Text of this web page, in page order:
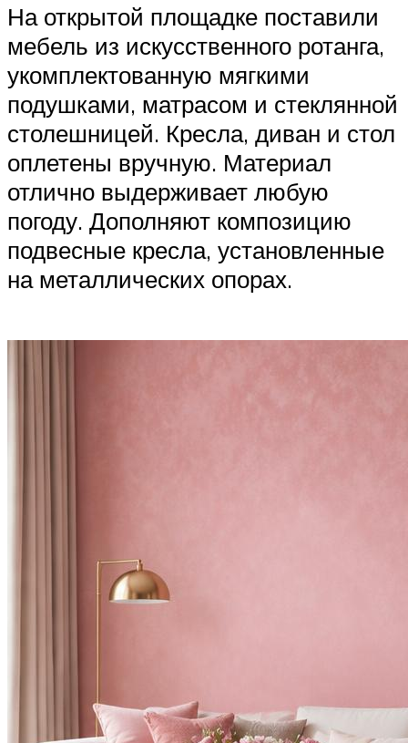
На открытой площадке поставили
мебель из искусственного ротанга,
укомплектованную мягкими
подушками, матрасом и стеклянной
столешницей. Кресла, диван и стол
оплетены вручную. Материал
отлично выдерживает любую
погоду. Дополняют композицию
подвесные кресла, установленные
на металлических опорах.